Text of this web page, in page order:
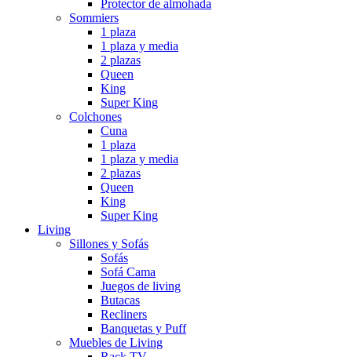
Protector de almohada
Sommiers
1 plaza
1 plaza y media
2 plazas
Queen
King
Super King
Colchones
Cuna
1 plaza
1 plaza y media
2 plazas
Queen
King
Super King
Living
Sillones y Sofás
Sofás
Sofá Cama
Juegos de living
Butacas
Recliners
Banquetas y Puff
Muebles de Living